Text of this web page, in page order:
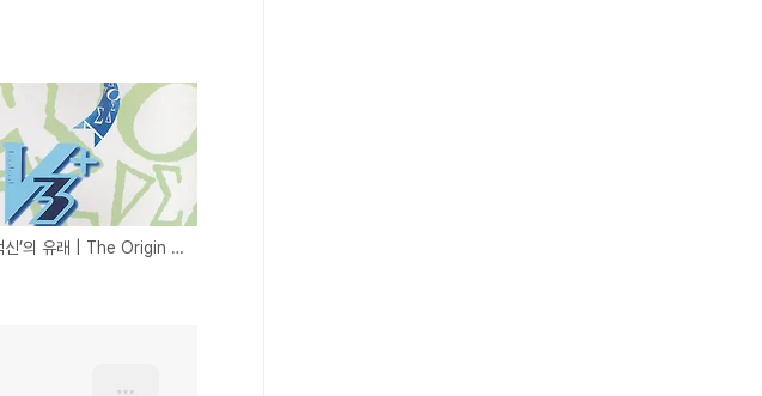
‘백신’의 유래 | The Origin of 'Vaccine'